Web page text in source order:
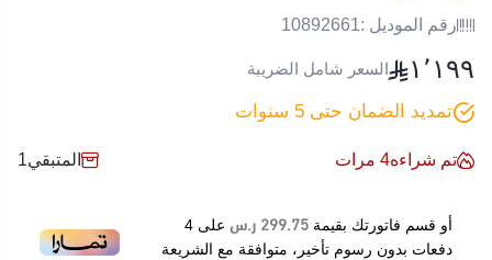
رقم الموديل :10892661
١٬١٩٩ السعر شامل الضريبة
تمديد الضمان حتى 5 سنوات
تم شراءه4 مرات المتبقي1
أو قسم فاتورتك بقيمة 299.75 ر.س على 4
دفعات بدون رسوم تأخير، متوافقة مع الشريعة